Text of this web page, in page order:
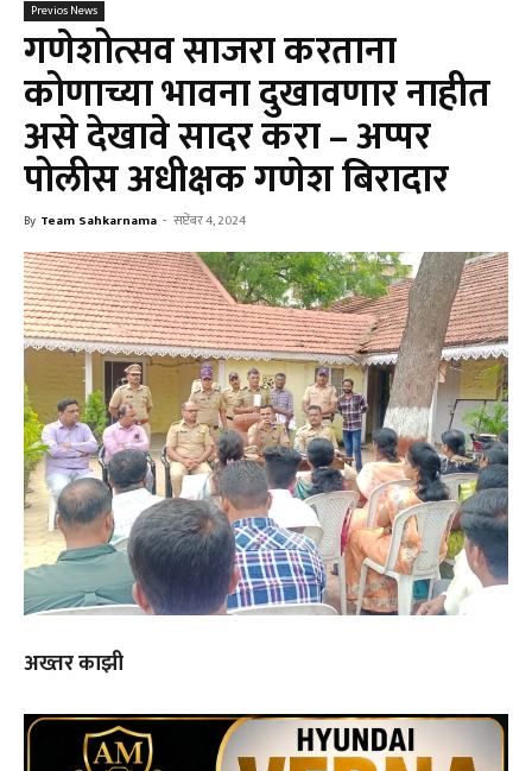
Previos News
गणेशोत्सव साजरा करताना
कोणाच्या भावना दुखावणार नाहीत
असे देखावे सादर करा – अप्पर
पोलीस अधीक्षक गणेश बिरादार
By Team Sahkarnama - सप्टेंबर 4, 2024
अख्तर काझी